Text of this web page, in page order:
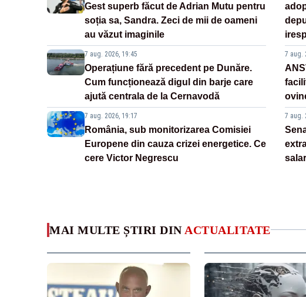
Gest superb făcut de Adrian Mutu pentru
soția sa, Sandra. Zeci de mii de oameni
au văzut imaginile
7 aug. 2026, 19:45
Operațiune fără precedent pe Dunăre.
Cum funcționează digul din barje care
ajută centrala de la Cernavodă
7 aug. 2026, 19:17
România, sub monitorizarea Comisiei
Europene din cauza crizei energetice. Ce
cere Victor Negrescu
7 aug.
7 aug.
MAI MULTE ȘTIRI DIN ACTUALITATE